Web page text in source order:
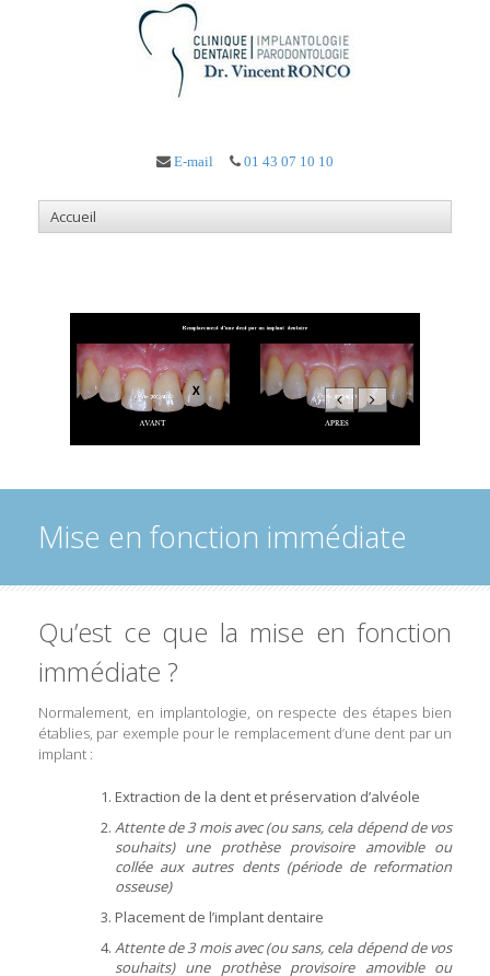
E-mail 01 43 07 10 10
Mise en fonction immédiate
Qu’est ce que la mise en fonction
immédiate ?
Normalement, en implantologie, on respecte des étapes bien
établies, par exemple pour le remplacement d’une dent par un
implant :
Extraction de la dent et préservation d’alvéole
Attente de 3 mois avec (ou sans, cela dépend de vos
souhaits) une prothèse provisoire amovible ou
collée aux autres dents (période de reformation
osseuse)
Placement de l’implant dentaire
Attente de 3 moisavec (ou sans, cela dépend de vos
souhaits) une prothèse provisoire amovible ou